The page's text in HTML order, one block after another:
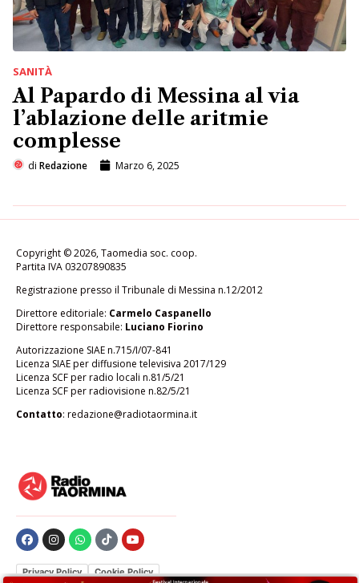
SANITÀ
Al Papardo di Messina al via
l’ablazione delle aritmie
complesse
di Redazione Marzo 6, 2025
Privacy Policy Cookie Policy
Copyright © 2026, Taomedia soc. coop.
Partita IVA 03207890835
Registrazione presso il Tribunale di Messina n.12/2012
Direttore editoriale: Carmelo Caspanello
Direttore responsabile: Luciano Fiorino
Autorizzazione SIAE n.715/I/07-841
Licenza SIAE per diffusione televisiva 2017/129
Licenza SCF per radio locali n.81/5/21
Licenza SCF per radiovisione n.82/5/21
Contatto: redazione@radiotaormina.it